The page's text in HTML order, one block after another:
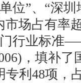
位”、“深
场占有率
行业标准
，填补
专利48项，